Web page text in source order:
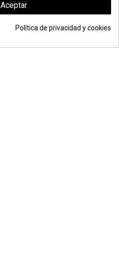
Aceptar
Política de privacidad y cookies